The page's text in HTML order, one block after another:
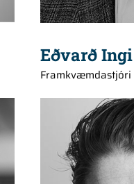
Eðvarð
Framkvæmdastjóri